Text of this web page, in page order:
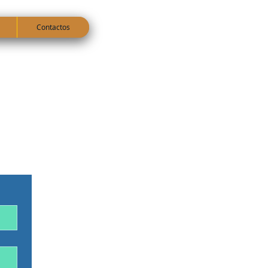
Contactos